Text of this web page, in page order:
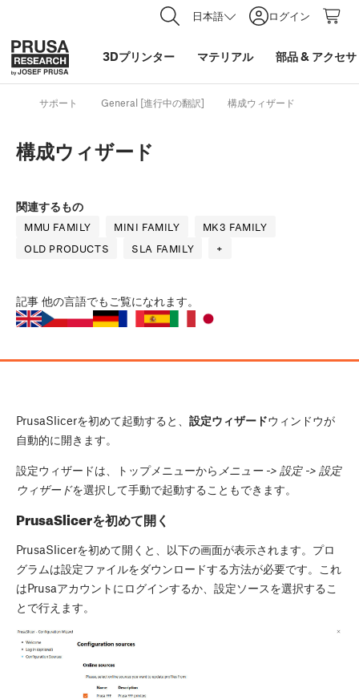
日本語 ログイン
3Dプリンター マテリアル 部品& アクセ
サポート General [進行中の翻訳] 構成ウィザード
構成ウィザード
関連するもの
MMU FAMILY MINI FAMILY
MK3 FAMILY
OLD PRODUCTS
SLA FAMILY +
記事 他の言語でもご覧になれます。
PrusaSlicerを初めて起動すると、 設定ウィザードウィンドウが
自動的に開きます。
設定ウィザードは、トップメニューから メニュー -> 設定 -> 設定
ウィザードを選択して手動で起動することもできます。
PrusaSlicerを初めて開く
PrusaSlicerを初めて開くと、以下の画面が表示されます。プロ
グラムは設定ファイルをダウンロードする方法が必要です。これ
はPrusaアカウントにログインするか、設定ソースを選択するこ
とで行えます。